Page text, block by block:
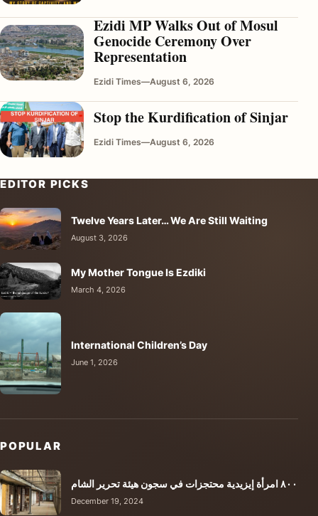
Ezidi MP Walks Out of Mosul
Genocide Ceremony Over
Representation
Ezidi Times—August 6, 2026
Stop the Kurdification of Sinjar
Ezidi Times—August 6, 2026
EDITOR PICKS
Twelve Years Later… We Are Still Waiting
August 3, 2026
My Mother Tongue Is Ezdiki
March 4, 2026
International Children’s Day
June 1, 2026
POPULAR
٨٠٠ امرأة إيزيدية محتجزات في سجون هيئة تحرير الشام
December 19, 2024